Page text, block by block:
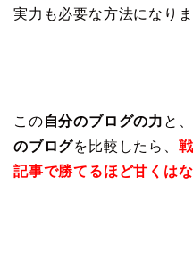
実力も必要な方法になりま
この自分のブログの力 と、
のブログを比較したら、
記事で勝てるほど甘くは